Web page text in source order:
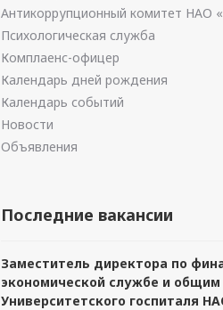
Антикоррупционный комитет НАО
Психологическая служба
Комплаенс-офицер
Календарь дней рождения
Календарь событий
Новости
Объявления
Последние вакансии
Заместитель директора по
экономической службе и общим
Университетского госпиталя